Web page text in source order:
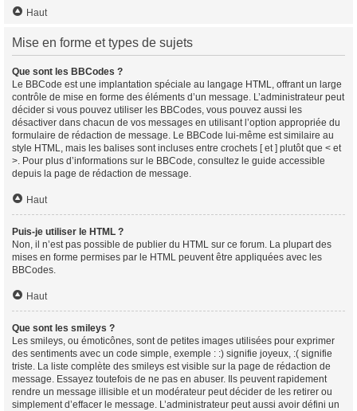
Haut
Mise en forme et types de sujets
Que sont les BBCodes ?
Le BBCode est une implantation spéciale au langage HTML, offrant un large
contrôle de mise en forme des éléments d’un message. L’administrateur peut
décider si vous pouvez utiliser les BBCodes, vous pouvez aussi les
désactiver dans chacun de vos messages en utilisant l’option appropriée du
formulaire de rédaction de message. Le BBCode lui-même est similaire au
style HTML, mais les balises sont incluses entre crochets [ et ] plutôt que < et
>. Pour plus d’informations sur le BBCode, consultez le guide accessible
depuis la page de rédaction de message.
Haut
Puis-je utiliser le HTML ?
Non, il n’est pas possible de publier du HTML sur ce forum. La plupart des
mises en forme permises par le HTML peuvent être appliquées avec les
BBCodes.
Haut
Que sont les smileys ?
Les smileys, ou émoticônes, sont de petites images utilisées pour exprimer
des sentiments avec un code simple, exemple : :) signifie joyeux, :( signifie
triste. La liste complète des smileys est visible sur la page de rédaction de
message. Essayez toutefois de ne pas en abuser. Ils peuvent rapidement
rendre un message illisible et un modérateur peut décider de les retirer ou
simplement d’effacer le message. L’administrateur peut aussi avoir défini un